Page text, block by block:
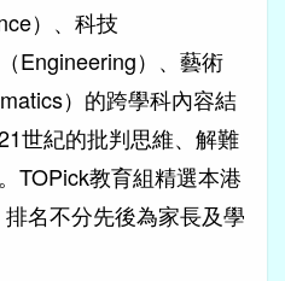
）、科技
Engineering）、藝術
）的跨學科內容結
世紀的批判思維、解難
TOPick教育組精選本港
名不分先後為家長及學